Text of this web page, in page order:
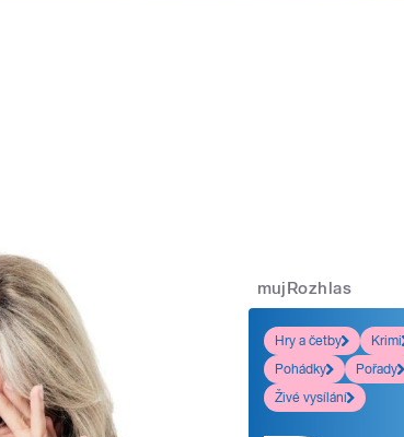
mujRozhlas
Hry a četby
Krimi
Pohádky
Pořady
Živé vysílání